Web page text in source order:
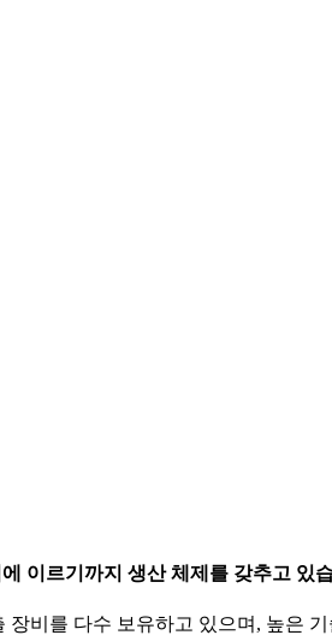
에 이르기까지 생산 체제 를 갖추고 있
비를 다수 보유하고 있으며, 높은